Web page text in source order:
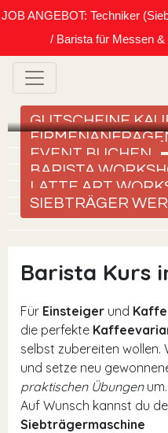
JOB ANGEBOT: Techniker
/ Barista für Messen
GUTSCHEINE
EVENT BUCHEN
BARISTA
LATTE ART
SIEBTRÄGER
Barista Kurs
Für Einsteiger und
die perfekte
selbst zubereiten wollen.
und setze neu
praktischen Übungenum.
Auf Wunsch kannst du
Siebträgermaschine